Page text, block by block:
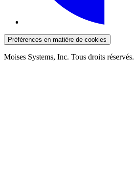
Préférences en matière de cookies
Moises Systems, Inc. Tous droits réservés.